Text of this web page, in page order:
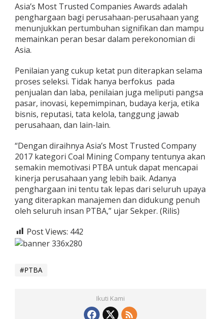
Asia’s Most Trusted Companies Awards adalah
penghargaan bagi perusahaan-perusahaan yang
menunjukkan pertumbuhan signifikan dan mampu
memainkan peran besar dalam perekonomian di
Asia.
Penilaian yang cukup ketat pun diterapkan selama
proses seleksi. Tidak hanya berfokus pada
penjualan dan laba, penilaian juga meliputi pangsa
pasar, inovasi, kepemimpinan, budaya kerja, etika
bisnis, reputasi, tata kelola, tanggung jawab
perusahaan, dan lain-lain.
“Dengan diraihnya Asia’s Most Trusted Company
2017 kategori Coal Mining Company tentunya akan
semakin memotivasi PTBA untuk dapat mencapai
kinerja perusahaan yang lebih baik. Adanya
penghargaan ini tentu tak lepas dari seluruh upaya
yang diterapkan manajemen dan didukung penuh
oleh seluruh insan PTBA,” ujar Sekper. (Rilis)
Post Views: 442
PTBA
Ikuti Kami